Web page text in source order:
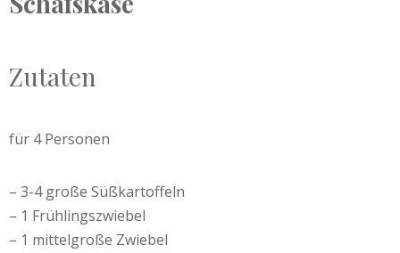
Zutaten
für 4 Personen
– 3-4 große Süßkartoffeln
– 1 Frühlingszwiebel
– 1 mittelgroße Zwiebel